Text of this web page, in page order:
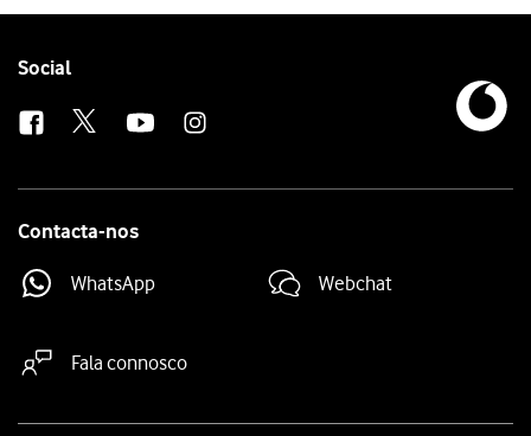
Follow
Social
Contacta-nos
WhatsApp Webchat
Fala connosco